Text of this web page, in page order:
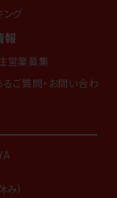
ング
報
営業募集
るご質問・お問い合わ
）